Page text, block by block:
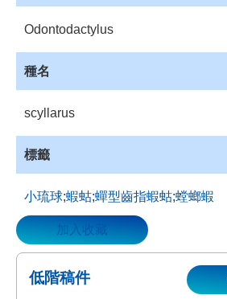
藏
登
入
Odontodactylus
種名
scyllarus
標籤
小琉球;蝦蛄;蟬型齒指蝦蛄;螳螂蝦
加入收藏
低階稿件